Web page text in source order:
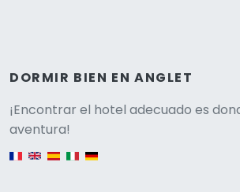
DORMIR BIEN EN ANGLET
¡Encontrar el hotel adecuado es
aventura!